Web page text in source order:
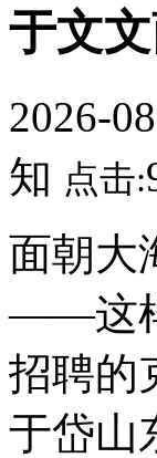
于文
2026-
知 点击:
面朝大
——这
招聘的
于岱山